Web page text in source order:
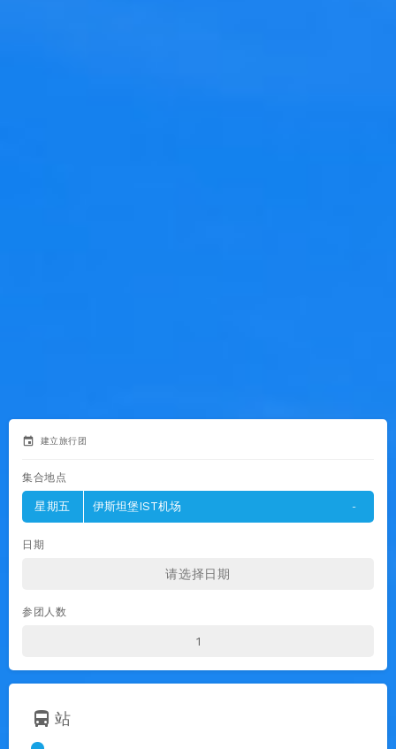
event 建立旅行团
集合地点
星期五 伊斯坦堡IST机场 -
日期
参团人数
directions_bus 站